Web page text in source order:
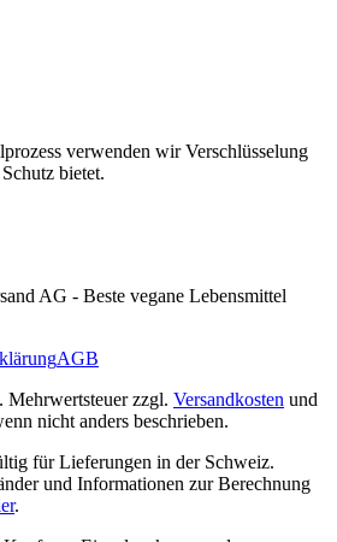
verwenden wir Verschlüsselung
bietet.
AG - Beste vegane Lebensmittel
AGB
Mehrwertsteuer zzgl. Versandkosten und
nicht anders beschrieben.
für Lieferungen in der Schweiz.
und Informationen zur Berechnung
.